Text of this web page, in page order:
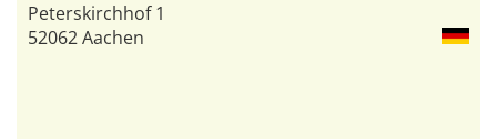
Peterskirchhof 1
52062 Aachen